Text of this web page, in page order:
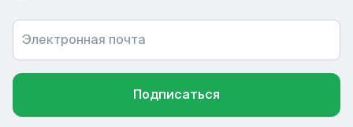
Электронная почта
Подписаться